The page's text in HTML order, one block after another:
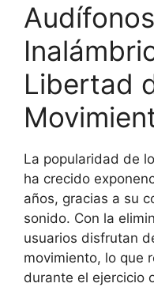
Audífonos
Libertad
La popularidad de
ha crecido
años, gracias a su
sonido. Con la
usuarios disfrutan
movimiento, lo que
durante el ejercicio